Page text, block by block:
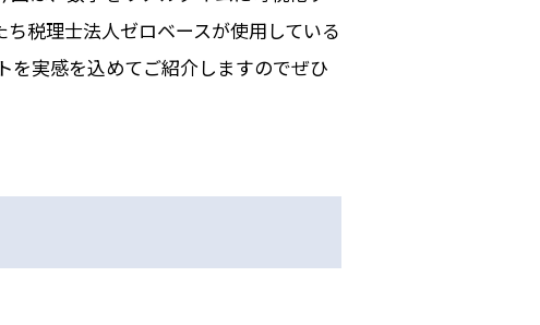
税理士法人ゼロベースが使用している
実感を込めてご紹介しますのでぜひ